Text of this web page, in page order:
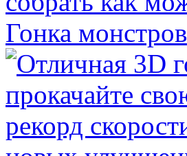
Гонка монстров